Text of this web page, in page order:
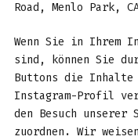
Road, Menlo Park,
Wenn Sie in Ihrem
sind, können Sie
Buttons die Inhalte
Instagram-Profil
den Besuch unserer
zuordnen. Wir